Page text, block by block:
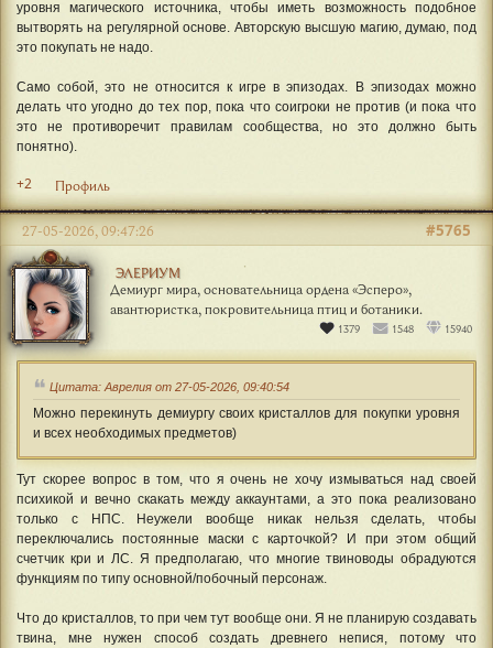
уровня магического источника, чтобы иметь возможность подобное
вытворять на регулярной основе. Авторскую высшую магию, думаю, под
это покупать не надо.
Само собой, это не относится к игре в эпизодах. В эпизодах можно
делать что угодно до тех пор, пока что соигроки не против (и пока что
это не противоречит правилам сообщества, но это должно быть
понятно).
+2 Профиль
ЭЛЕРИУМ
Демиург мира, основательница ордена «Эсперо»,
авантюристка, покровительница птиц и ботаники.
1379 1548 15940
#5765
27-05-2026, 09:47:26
Цитата: Аврелия от 27-05-2026, 09:40:54
Можно перекинуть демиургу своих кристаллов для покупки уровня
и всех необходимых предметов)
Тут скорее вопрос в том, что я очень не хочу измываться над своей
психикой и вечно скакать между аккаунтами, а это пока реализовано
только с НПС. Неужели вообще никак нельзя сделать, чтобы
переключались постоянные маски с карточкой? И при этом общий
счетчик кри и ЛС. Я предполагаю, что многие твиноводы обрадуются
функциям по типу основной/побочный персонаж.
Что до кристаллов, то при чем тут вообще они. Я не планирую создавать
твина, мне нужен способ создать древнего непися, потому что